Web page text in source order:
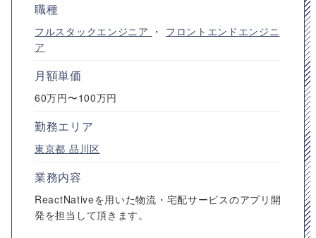
職種
フルスタックエンジニア ・ フロントエンドエンジニ
ア
月額単価
60万円〜100万円
勤務エリア
東京都 品川区
業務内容
ReactNativeを用いた物流・宅配サービスのアプリ開
発を担当して頂きます。